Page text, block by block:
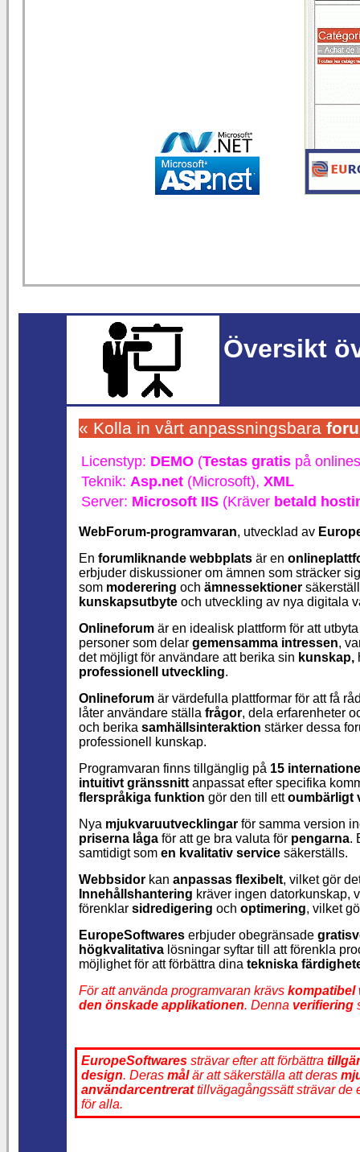
Översikt
« Kolla in vårt anpassningsbara
Licenstyp: DEMO (Testas gratis på
Teknik: Asp.net (Microsoft), XML
Server: Microsoft IIS (Kräver betald
WebForum-programvaran, utvecklad av
En forumliknande webbplats är en
erbjuder diskussioner om ämnen som sträcker
som moderering och ämnessektioner
kunskapsutbyte och utveckling av nya digitala
Onlineforum är en idealisk plattform för att
personer som delar gemensamma intressen,
det möjligt för användare att berika sin kunskap,
professionell
utveckling.
Onlineforum är värdefulla plattformar för att få
låter användare ställa frågor, dela erfarenheter
och berika samhällsinteraktion stärker dessa
professionell kunskap.
Programvaran finns tillgänglig på 15
intuitivt gränssnitt anpassat efter specifika
flerspråkiga funktion gör den till ettoumbärligt
Nya mjukvaruutvecklingar för samma version
priserna låga för att ge bra valuta för pengarna.
samtidigt som en kvalitativ service säkerställs.
Webbsidor kan anpassas flexibelt, vilket gör
Innehållshantering kräver ingen datorkunskap,
förenklar sidredigering och optimering, vilket
EuropeSoftwares erbjuder obegränsade
högkvalitativa lösningar syftar till att förenkla
möjlighet för att förbättra dina tekniska
För att använda programvaran krävs kompatibel
den önskade applikationen. Denna verifiering
EuropeSoftwares strävar efter att förbättra
design. Deras målär att säkerställa att deras
användarcentrerattillvägagångssätt strävar de
för alla.